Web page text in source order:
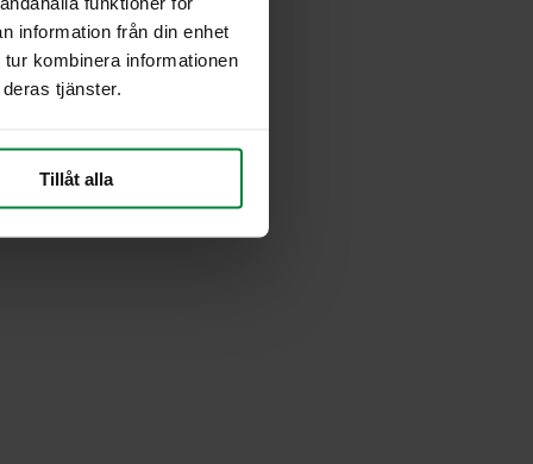
information från din enhet
kombinera informationen
tjänster.
Tillåt alla